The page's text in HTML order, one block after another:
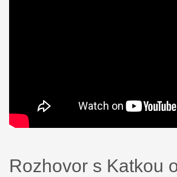
Rozhovor s Katkou